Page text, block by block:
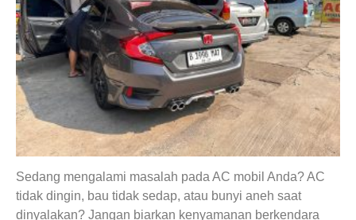
Sedang mengalami masalah pada AC mobil Anda? AC
tidak dingin, bau tidak sedap, atau bunyi aneh saat
dinyalakan? Jangan biarkan kenyamanan berkendara